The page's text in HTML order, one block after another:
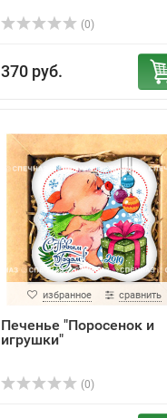
(0)
370 руб.
избранное сравнить
Печенье "Поросенок и
игрушки"
(0)